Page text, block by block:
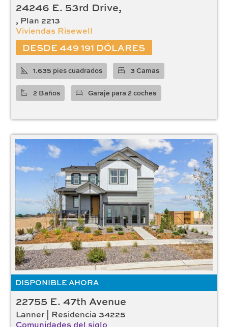
24246 E. 53rd Drive,
, Plan 2213
Viviendas Risewell
DESDE 449 191 DÓLARES
1.635 pies cuadrados 3 Camas
2 Baños Garaje para 2 coches
DISPONIBLE AHORA
22755 E. 47th Avenue
Lanner | Residencia 34225
Comunidades del siglo